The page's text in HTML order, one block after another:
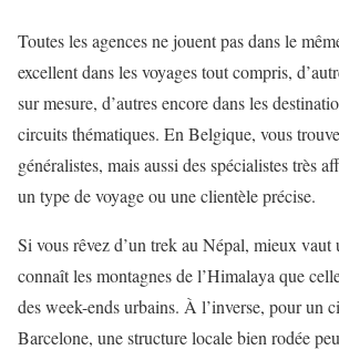
Toutes les agences ne jouent pas dans le
excellent dans les voyages tout compris,
sur mesure, d’autres encore dans les
circuits thématiques. En Belgique, vous
généralistes, mais aussi des spécialistes très
un type de voyage ou une clientèle précise.
Si vous rêvez d’un trek au Népal, mieux vaut
connaît les montagnes de l’Himalaya que
des week-ends urbains. À l’inverse, pour un
Barcelone, une structure locale bien rodée